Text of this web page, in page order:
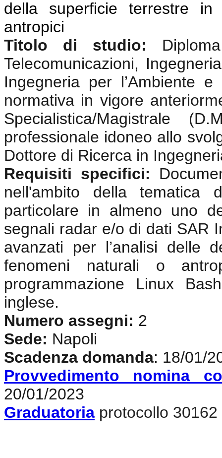
della superficie terrestre
antropici
Titolo di studio:
Telecomunicazioni,
Ingegneria per l’Ambiente
normativa in vigore
Specialistica/Magistrale
professionale idoneo allo
Dottore di Ricerca in
Requisiti specifici:
nell'ambito della
particolare in almeno uno
segnali radar e/o di dati SAR
avanzati per l’analisi delle
fenomeni naturali o
programmazione Linux
inglese.
Numero assegni: 2
Sede: Napoli
Scadenza domanda: 18/01/
Provvedimento nomina
20/01/2023
Graduatoria protocollo